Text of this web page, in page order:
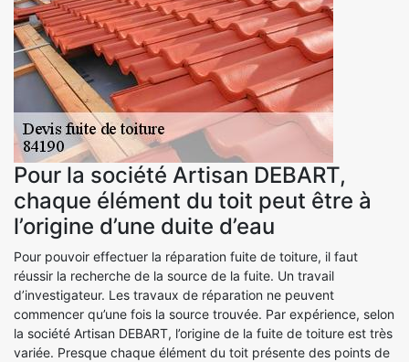
Pour la société Artisan DEBART,
chaque élément du toit peut être à
l’origine d’une duite d’eau
Pour pouvoir effectuer la réparation fuite de toiture, il faut
réussir la recherche de la source de la fuite. Un travail
d’investigateur. Les travaux de réparation ne peuvent
commencer qu’une fois la source trouvée. Par expérience, selon
la société Artisan DEBART, l’origine de la fuite de toiture est très
variée. Presque chaque élément du toit présente des points de